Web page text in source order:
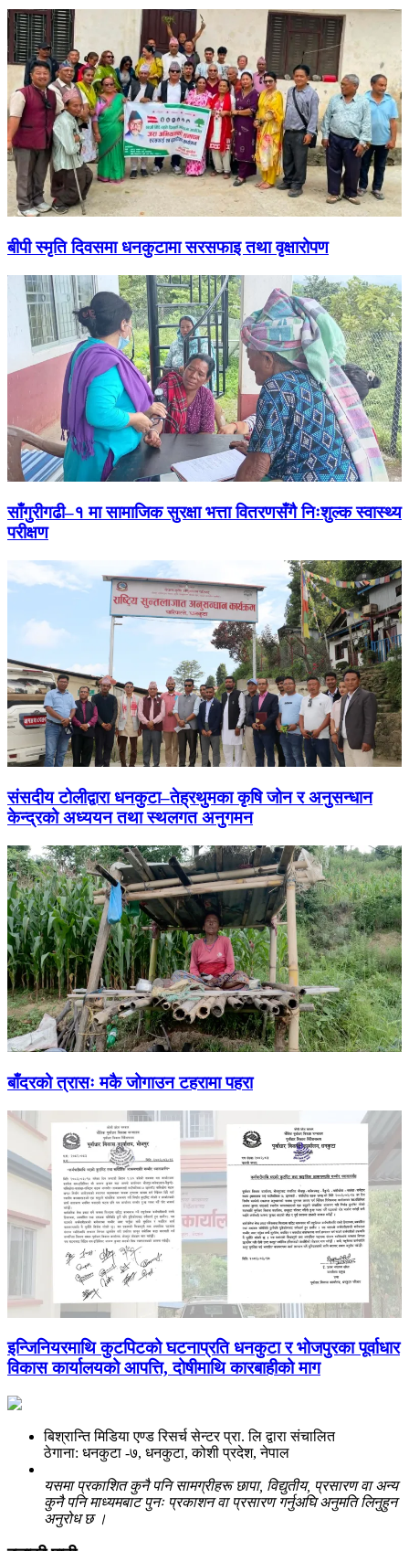
बीपी स्मृति दिवसमा धनकुटामा सरसफाइ तथा वृक्षारोपण
साँगुरीगढी–१ मा सामाजिक सुरक्षा भत्ता वितरणसँगै निःशुल्क स्वास्थ्य
परीक्षण
संसदीय टोलीद्वारा धनकुटा–तेह्रथुमका कृषि जोन र अनुसन्धान
केन्द्रको अध्ययन तथा स्थलगत अनुगमन
बाँदरको त्रासः मकै जोगाउन टहरामा पहरा
इन्जिनियरमाथि कुटपिटको घटनाप्रति धनकुटा र भोजपुरका पूर्वाधार
विकास कार्यालयको आपत्ति, दोषीमाथि कारबाहीको माग
बिश्रान्ति मिडिया एण्ड रिसर्च सेन्टर प्रा. लि द्वारा संचालित
ठेगाना: धनकुटा -७, धनकुटा, कोशी प्रदेश, नेपाल
यसमा प्रकाशित कुनै पनि सामग्रीहरू छापा, विद्युतीय, प्रसारण वा अन्य
कुनै पनि माध्यमबाट पुनः प्रकाशन वा प्रसारण गर्नुअघि अनुमति लिनुहुन
अनुरोध छ ।